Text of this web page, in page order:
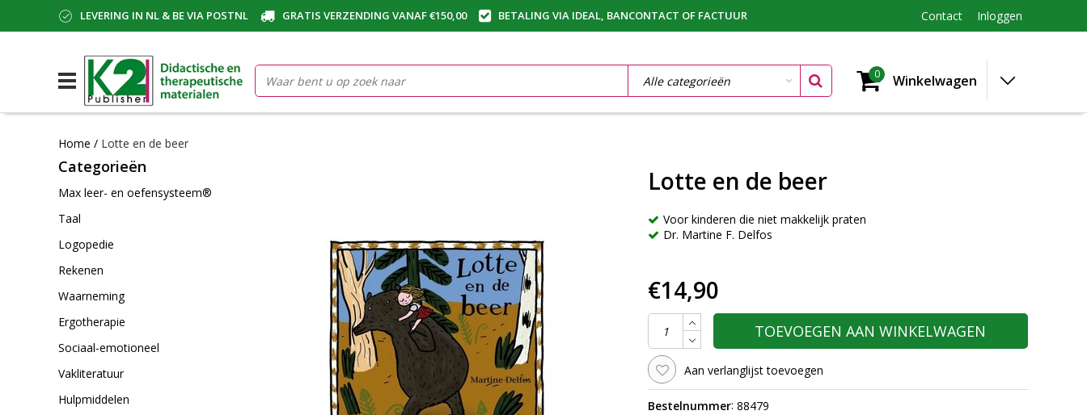
LEVERING IN NL & BE VIA POSTNL GRATIS VERZENDING VANAF €150,00 BETALING VIA IDEAL, BANCONTACT OF FACTUUR Contact Inloggen
0 Winkelwagen
Home / Lotte en de beer
Categorieën
Max leer- en oefensysteem®
Taal
Logopedie
Rekenen
Waarneming
Ergotherapie
Sociaal-emotioneel
Vakliteratuur
Hulpmiddelen
Lotte en de beer
Voor kinderen die niet makkelijk praten
Dr. Martine F. Delfos
€14,90
TOEVOEGEN AAN WINKELWAGEN
Aan verlanglijst toevoegen
Bestelnummer: 88479